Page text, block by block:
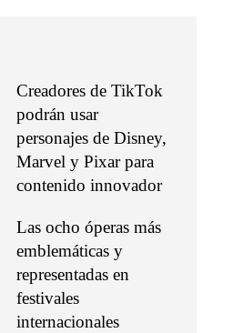
Creadores de TikTok
podrán usar
personajes de Disney,
Marvel y Pixar para
contenido innovador
Las ocho óperas más
emblemáticas y
representadas en
festivales
internacionales